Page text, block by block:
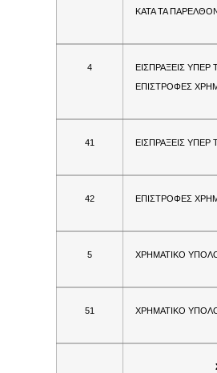
ΚΑΤΑ ΤΑ
4
ΕΙΣΠΡΑΞΕΙΣ ΥΠΕΡ
ΕΠΙΣΤΡΟΦΕΣ
41 ΕΙΣΠΡΑΞΕΙΣ ΥΠΕΡ
42 ΕΠΙΣΤΡΟΦΕΣ
5 ΧΡΗΜΑΤΙΚΟ
51 ΧΡΗΜΑΤΙΚΟ